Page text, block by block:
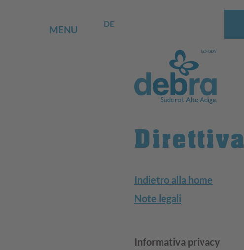
MENU
DE
Indietro alla home
Note legali
Informativa privacy